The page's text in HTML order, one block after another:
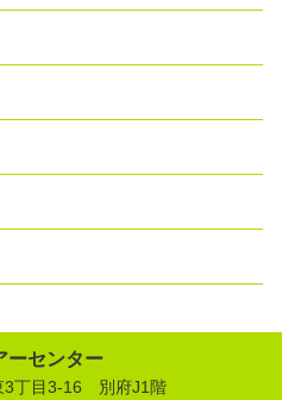
ーセンター
3丁目3-16 別府J1階